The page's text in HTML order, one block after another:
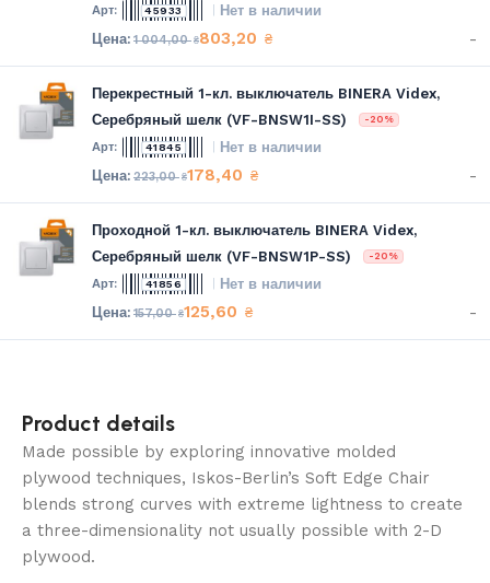
45933 Нет в наличии
1 004,00₴803,20 ₴ -
Перекрестный 1-кл. выключатель BINERA Videx,
Серебряный шелк (VF-BNSW1I-SS)
-20%
41845 Нет в наличии
223,00₴178,40 ₴ -
Проходной 1-кл. выключатель BINERA Videx,
Серебряный шелк (VF-BNSW1P-SS)
-20%
41856 Нет в наличии
157,00₴125,60 ₴ -
Product details
Made possible by exploring innovative molded
plywood techniques, Iskos-Berlin’s Soft Edge Chair
blends strong curves with extreme lightness to create
a three-dimensionality not usually possible with 2-D
plywood.